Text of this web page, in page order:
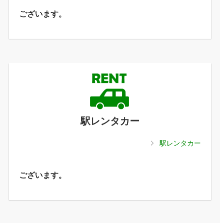
ございます。
駅レンタカー
駅レンタカー
ございます。